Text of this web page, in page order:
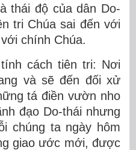
thái độ của dân Do-
tri Chúa sai đến với
chính Chúa.
cách tiên tri: Nơi
và sẽ đến đối xử
tá điền vườn nho
đạo Do-thái nhưng
chúng ta ngày hôm
giao ước mới, được